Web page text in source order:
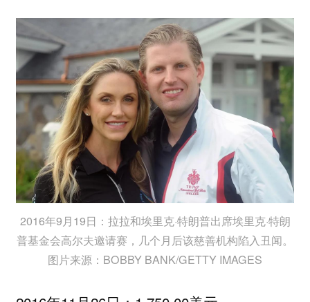
2016年9月19日：拉拉和埃里克·特朗普出席埃里克·特朗
普基金会高尔夫邀请赛，几个月后该慈善机构陷入丑闻。
图片来源：BOBBY BANK/GETTY IMAGES